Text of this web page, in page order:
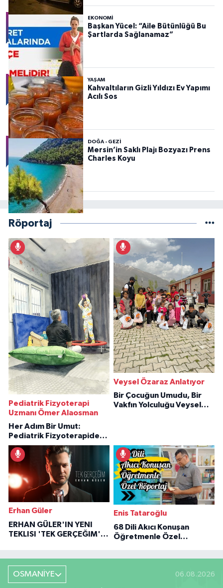
EKONOMI
Başkan Yücel: “Aile Bütünlüğü Bu
Şartlarda Sağlanamaz”
YAŞAM
Kahvaltıların Gizli Yıldızı Ev Yapımı
Acılı Sos
DOĞA - GEZI
Mersin’in Saklı Plajı Bozyazı Prens
Charles Koyu
Röportaj
Pediatrik Fizyoterapi
Uzmanı Ömer Alaosman
Her Adım Bir Umut:
Pediatrik Fizyoterapiden
İlham Veren Hikâyeler
Veysel Özaraz Anlatıyor
Bir Çocuğun Umudu, Bir
Vakfın Yolculuğu Veysel
Erhan Güler
ERHAN GÜLER'IN YENI
TEKLISI 'TEK GERÇEĞIM'LE
Enis Tataroğlu
68 Dili Akıcı Konuşan
Öğretmenle Özel
OSMANİYE 06.08.2026